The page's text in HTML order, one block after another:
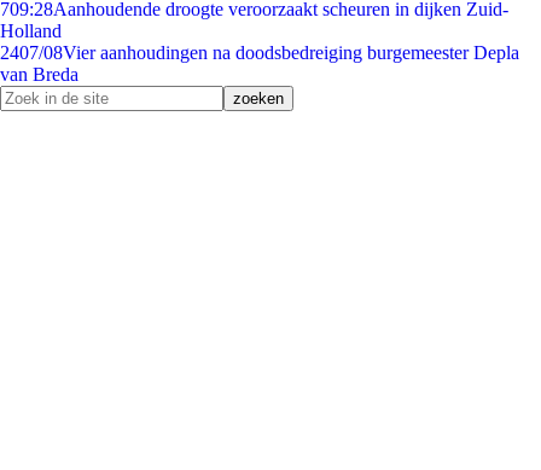
709:28Aanhoudende droogte veroorzaakt scheuren in dijken Zuid-
Holland
2407/08Vier aanhoudingen na doodsbedreiging burgemeester Depla
van Breda